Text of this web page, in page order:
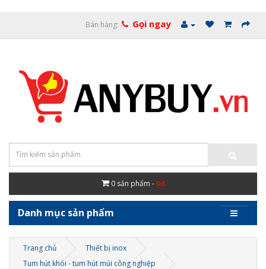
Bán hàng: Gọi ngay
0 sản phẩm - 0đ
Danh mục sản phẩm
Trang chủ
Thiết bị inox
Tum hút khói - tum hút mùi công nghiệp